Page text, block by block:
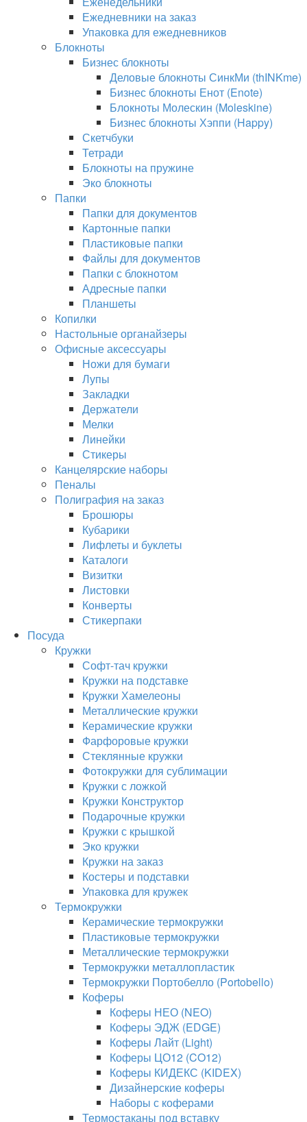
Ежедневники на заказ
Упаковка для ежедневников
Блокноты
Бизнес блокноты
Деловые блокноты СинкМи (thINKme)
Бизнес блокноты Енот (Enote)
Блокноты Молескин (Moleskine)
Бизнес блокноты Хэппи (Happy)
Скетчбуки
Тетради
Блокноты на пружине
Эко блокноты
Папки
Папки для документов
Картонные папки
Пластиковые папки
Файлы для документов
Папки с блокнотом
Адресные папки
Планшеты
Копилки
Настольные органайзеры
Офисные аксессуары
Ножи для бумаги
Лупы
Закладки
Держатели
Мелки
Линейки
Стикеры
Канцелярские наборы
Пеналы
Полиграфия на заказ
Брошюры
Кубарики
Лифлеты и буклеты
Каталоги
Визитки
Листовки
Конверты
Стикерпаки
Посуда
Кружки
Софт-тач кружки
Кружки на подставке
Кружки Хамелеоны
Металлические кружки
Керамические кружки
Фарфоровые кружки
Стеклянные кружки
Фотокружки для сублимации
Кружки с ложкой
Кружки Конструктор
Подарочные кружки
Кружки с крышкой
Эко кружки
Кружки на заказ
Костеры и подставки
Упаковка для кружек
Термокружки
Керамические термокружки
Пластиковые термокружки
Металлические термокружки
Термокружки металлопластик
Термокружки Портобелло (Portobello)
Коферы
Коферы НЕО (NEO)
Коферы ЭДЖ (EDGE)
Коферы Лайт (Light)
Коферы ЦО12 (CO12)
Коферы КИДЕКС (KIDEX)
Дизайнерские коферы
Наборы с коферами
Термостаканы под вставку